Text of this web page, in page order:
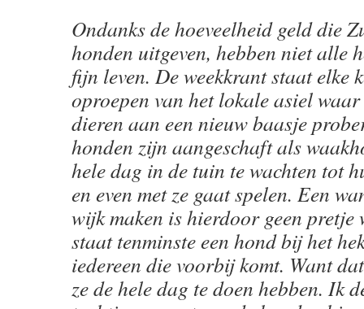
Ondanks de hoeveelheid geld die
honden uitgeven, hebben niet alle
fijn leven. De weekkrant staat elke
oproepen van het lokale asiel waar
dieren aan een nieuw baasje
honden zijn aangeschaft als
hele dag in de tuin te wachten tot
en even met ze gaat spelen. Een
wijk maken is hierdoor geen
staat tenminste een hond bij het
iedereen die voorbij komt. Want
ze de hele dag te doen hebben. Ik